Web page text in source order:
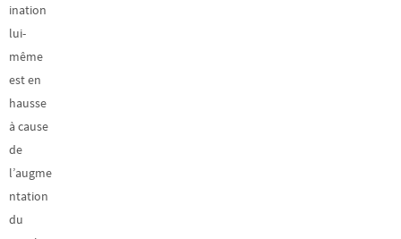
ination
lui-
même
est en
hausse
à cause
de
l’augme
ntation
du